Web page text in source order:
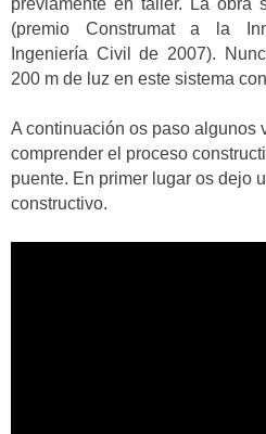
(premio Construmat a la
Ingeniería Civil de 2007).
200 m de luz en este sistema
A continuación os paso algunos
comprender el proceso
puente. En primer lugar os dejo
constructivo.